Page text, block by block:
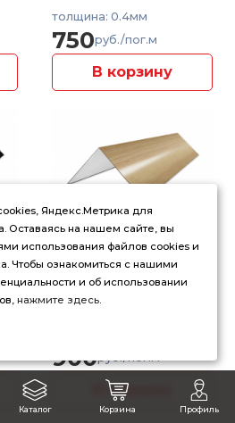
толщина: 0.4мм
750руб./пог.м
В корзину
Конек плоский
300x300мм орех
светлый 3D
900
В корзину
Каталог Корзина Профиль
Яндекс.Метрика для
Оставаясь на нашем сайте, вы
использования файлов cookies и
Чтобы ознакомиться с нашими
и об использовании
нажмите здесь.